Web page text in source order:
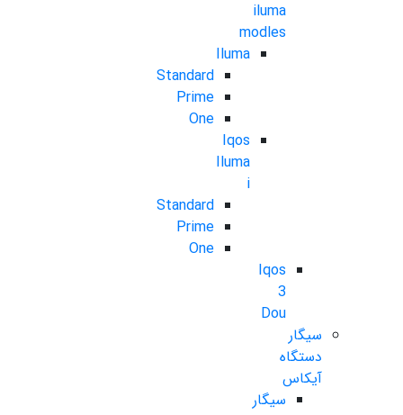
iluma
modles
Iluma
Standard
Prime
One
Iqos
Iluma
i
Standard
Prime
One
Iqos
3
Dou
سیگار
دستگاه
آیکاس
سیگار